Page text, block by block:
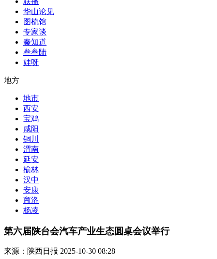
华山论见
图梳馆
专家谈
秦知道
叁叁陆
娃呀
地方
地市
西安
宝鸡
咸阳
铜川
渭南
延安
榆林
汉中
安康
商洛
杨凌
第六届陕台会汽车产业生态圆桌会议举行
来源：陕西日报 2025-10-30 08:28